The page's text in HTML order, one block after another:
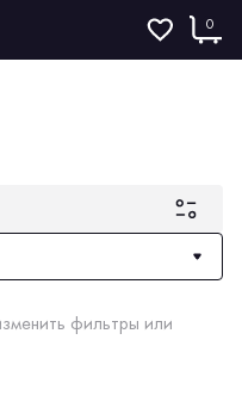
0
фильтры или